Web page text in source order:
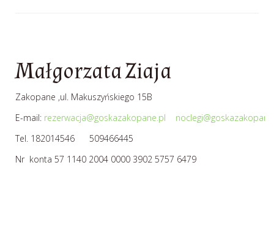
Małgorzata Ziaja
Zakopane ,ul. Makuszyńskiego 15B
E-mail: rezerwacja@goskazakopane.pl
Tel. 182014546 509466445
Nr konta 57 1140 2004 0000 3902 5757 6479